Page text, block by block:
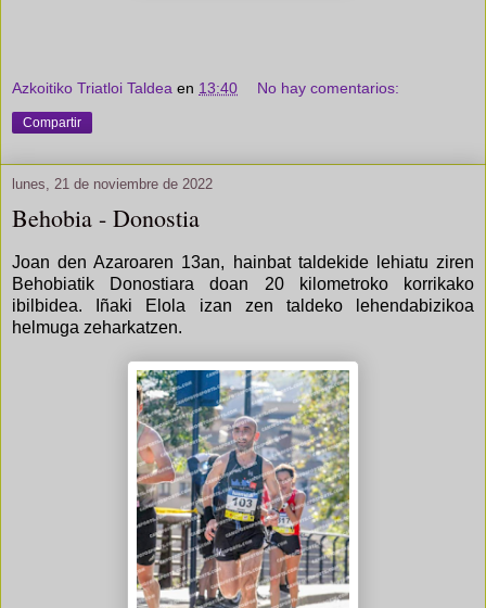
Azkoitiko Triatloi Taldea en 13:40 No hay comentarios:
Compartir
lunes, 21 de noviembre de 2022
Behobia - Donostia
Joan den Azaroaren 13an, hainbat taldekide lehiatu ziren
Behobiatik Donostiara doan 20 kilometroko korrikako
ibilbidea. Iñaki Elola izan zen taldeko lehendabizikoa
helmuga zeharkatzen.